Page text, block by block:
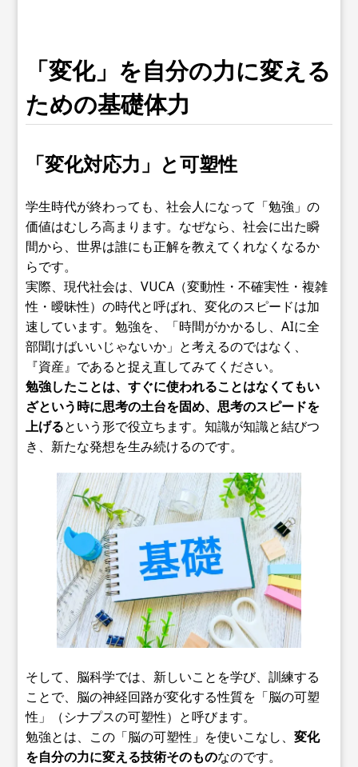
「変化」を自分の力に変える
ための基礎体力
「変化対応力」と可塑性
学生時代が終わっても、社会人になって「勉強」の
価値はむしろ高まります。なぜなら、社会に出た瞬
間から、世界は誰にも正解を教えてくれなくなるか
らです。
実際、現代社会は、VUCA（変動性・不確実性・複雑
性・曖昧性）の時代と呼ばれ、変化のスピードは加
速しています。勉強を、「時間がかかるし、AIに全
部聞けばいいじゃないか」と考えるのではなく、
『資産』であると捉え直してみてください。
勉強したことは、すぐに使われることはなくてもい
ざという時に思考の土台を固め、思考のスピードを
上げるという形で役立ちます。知識が知識と結びつ
き、新たな発想を生み続けるのです。
そして、脳科学では、新しいことを学び、訓練する
ことで、脳の神経回路が変化する性質を「脳の可塑
性」（シナプスの可塑性）と呼びます。
勉強とは、この「脳の可塑性」を使いこなし、変化
を自分の力に変える技術そのものなのです。